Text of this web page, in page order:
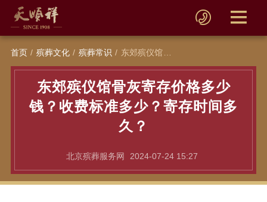
首页 殡葬文化 殡葬常识 东郊殡仪馆骨灰寄存价格多少钱？收费标准多少？寄存时间多久？
东郊殡仪馆骨灰寄存价格多少
钱？收费标准多少？寄存时间多
久？
北京殡葬服务网 2024-07-24 15:27